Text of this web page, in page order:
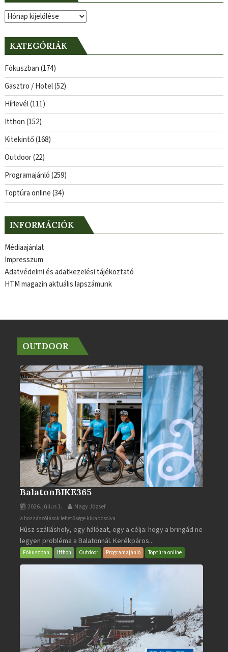
Archívum
KATEGÓRIÁK
Fókuszban(174)
Gasztro / Hotel(52)
Hírlevél(111)
Itthon(152)
Kitekintő(168)
Outdoor(22)
Programajánló(259)
Toptúra online(34)
INFORMÁCIÓK
Médiaajánlat
Impresszum
Adatvédelmi és adatkezelési tájékoztató
HTM magazin aktuális lapszámunk
OUTDOOR
BalatonBIKE365
2026. július 1. Nagy József
BalatonBIKE365
bejegyzéshez
a hozzászólások lehetősége kikapcsolva
Húsz szálláshely, egy hálózat, egy a célja: hogy a bringád ne
legyen probléma a Balatonnál. Kerékpáros...
Fókuszban Itthon Outdoor Programajánló Toptúra online